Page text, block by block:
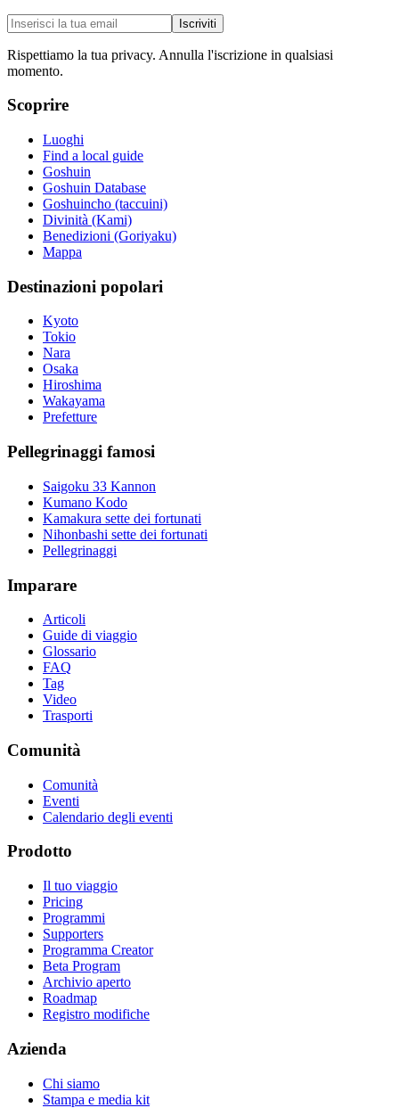
Iscriviti
Rispettiamo la tua privacy. Annulla l'iscrizione in qualsiasi
momento.
Scoprire
Luoghi
Find a local guide
Goshuin
Goshuin Database
Goshuincho (taccuini)
Divinità (Kami)
Benedizioni (Goriyaku)
Mappa
Destinazioni popolari
Kyoto
Tokio
Nara
Osaka
Hiroshima
Wakayama
Prefetture
Pellegrinaggi famosi
Saigoku 33 Kannon
Kumano Kodo
Kamakura sette dei fortunati
Nihonbashi sette dei fortunati
Pellegrinaggi
Imparare
Articoli
Guide di viaggio
Glossario
FAQ
Tag
Video
Trasporti
Comunità
Comunità
Eventi
Calendario degli eventi
Prodotto
Il tuo viaggio
Pricing
Programmi
Supporters
Programma Creator
Beta Program
Archivio aperto
Roadmap
Registro modifiche
Azienda
Chi siamo
Stampa e media kit